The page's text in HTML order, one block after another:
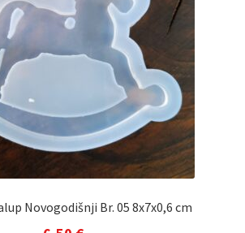
Novogodišnji Br. 05 8x7x0,6 cm